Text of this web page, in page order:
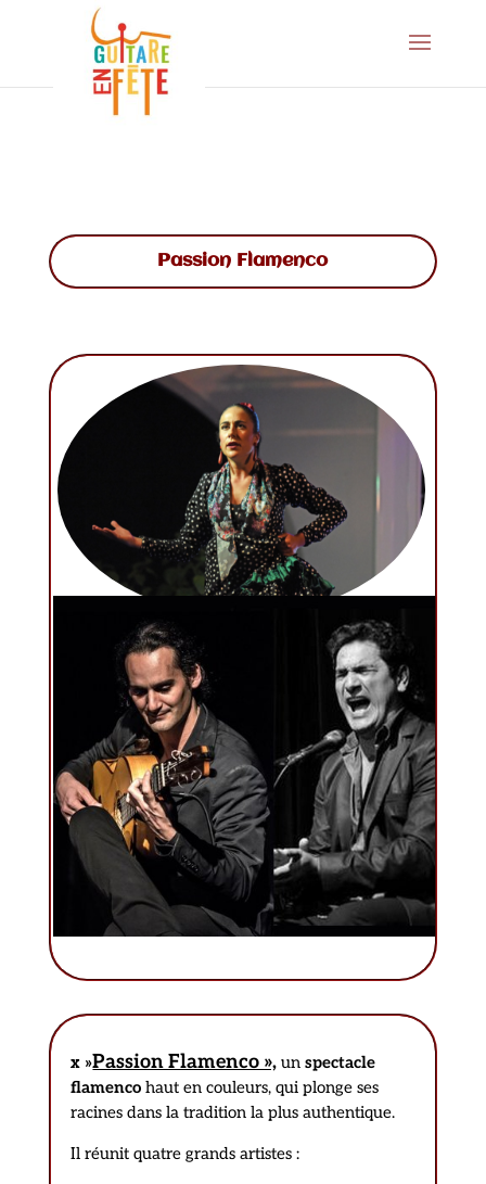
Passion Flamenco
x »Passion Flamenco », unspectacle
flamenco haut en couleurs, qui plonge ses
racines dans la tradition la plus authentique.
Il réunit quatre grands artistes :